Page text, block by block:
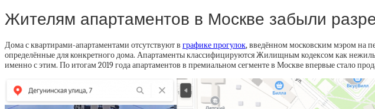
Жителям апартаментов в Москве забыли
Дома с квартирами-апартаментами отсутствуют в графике прогулок, введённом московским мэром на
определённые для конкретного дома. Апартаменты классифицируются Жилищным кодексом как
именно с этим. По итогам 2019 года апартаментов в премиальном сегменте в Москве впервые стало